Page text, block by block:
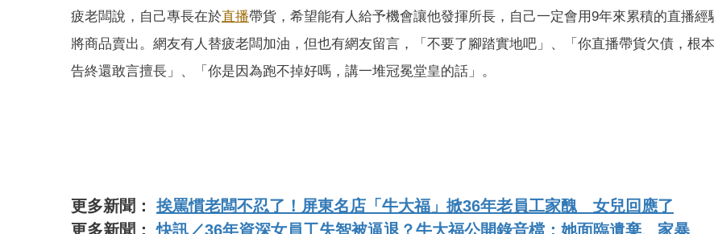
疲老闆說，自己專長在於直播帶貨，希望能有人給予機會讓他發揮所長，自己一定會用9年來累積的直播經
將商品賣出。網友有人替疲老闆加油，但也有網友留言，「不要了腳踏實地吧」、「你直播帶貨欠債，根
告終還敢言擅長」、「你是因為跑不掉好嗎，講一堆冠冕堂皇的話」。
更多新聞： 挨罵慣老闆不忍了！屏東名店「牛大福」掀36年老員工家醜 女兒回應了
更多新聞：快訊／36年資深女員工失智被逼退？牛大福公開錄音檔：她面臨遺棄、家暴